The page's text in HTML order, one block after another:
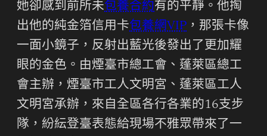
她卻感到前所未包養合約有的平靜。他掏
出他的純金箔信用卡包養網VIP ，那張卡像
一面小鏡子，反射出藍光後發出了更加耀
眼的金色。由煙臺市總工會、蓬萊區總工
會主辦，煙臺市工人文明宮、蓬萊區工人
文明宮承辦，來自全區各行各業的16支步
隊，紛紜登臺表態給現場不雅眾帶來了一